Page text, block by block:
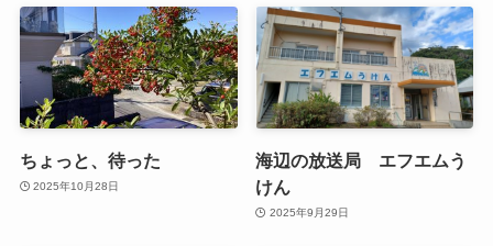
ちょっと、待った
2025年10月28日
海辺の放送局 エフエムう
けん
2025年9月29日